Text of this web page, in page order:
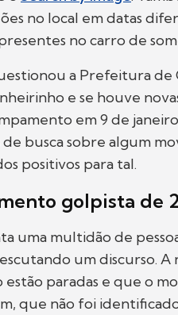
no local em datas
no carro de
a Prefeitura de
e se houve
em 9 de
de busca sobre algum
positivos para tal.
golpista de
uma multidão de
um discurso.
estão paradas e que o
que não foi